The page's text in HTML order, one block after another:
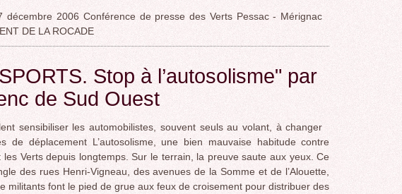
décembre 2006 Conférence de presse des Verts Pessac - Mérignac
DE LA ROCADE
Stop à l’autosolisme" par
de Sud Ouest
sensibiliser les automobilistes, souvent seuls au volant, à changer
de déplacement L’autosolisme, une bien mauvaise habitude contre
les Verts depuis longtemps. Sur le terrain, la preuve saute aux yeux. Ce
des rues Henri-Vigneau, des avenues de la Somme et de l’Alouette,
militants font le pied de grue aux feux de croisement pour distribuer des